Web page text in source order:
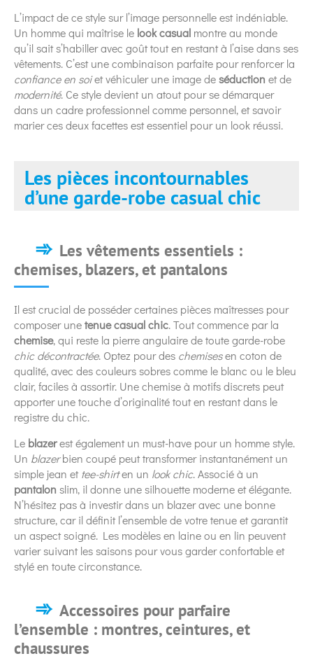
L’impact de ce style sur l’image personnelle est indéniable.
Un homme qui maîtrise le look casual montre au monde
qu’il sait s’habiller avec goût tout en restant à l’aise dans ses
vêtements. C’est une combinaison parfaite pour renforcer la
confiance en soiet véhiculer une image deséduction et de
modernité. Ce style devient un atout pour se démarquer
dans un cadre professionnel comme personnel, et savoir
marier ces deux facettes est essentiel pour un look réussi.
Les pièces incontournables
d’une garde-robe casual chic
Les vêtements essentiels :
chemises, blazers, et pantalons
Il est crucial de posséder certaines pièces maîtresses pour
composer unetenue casual chic. Tout commence par la
chemise, qui reste la pierre angulaire de toute garde-robe
chic décontractée. Optez pour des chemisesen coton de
qualité, avec des couleurs sobres comme le blanc ou le bleu
clair, faciles à assortir. Une chemise à motifs discrets peut
apporter une touche d’originalité tout en restant dans le
registre du chic.
Le blazerest également un must-have pour un homme style.
Un blazerbien coupé peut transformer instantanément un
simple jean ettee-shirten un look chic. Associé à un
pantalon slim, il donne une silhouette moderne et élégante.
N’hésitez pas à investir dans un blazer avec une bonne
structure, car il définit l’ensemble de votre tenue et garantit
un aspect soigné. Les modèles en laine ou en lin peuvent
varier suivant les saisons pour vous garder confortable et
stylé en toute circonstance.
Accessoires pour parfaire
l’ensemble : montres, ceintures, et
chaussures